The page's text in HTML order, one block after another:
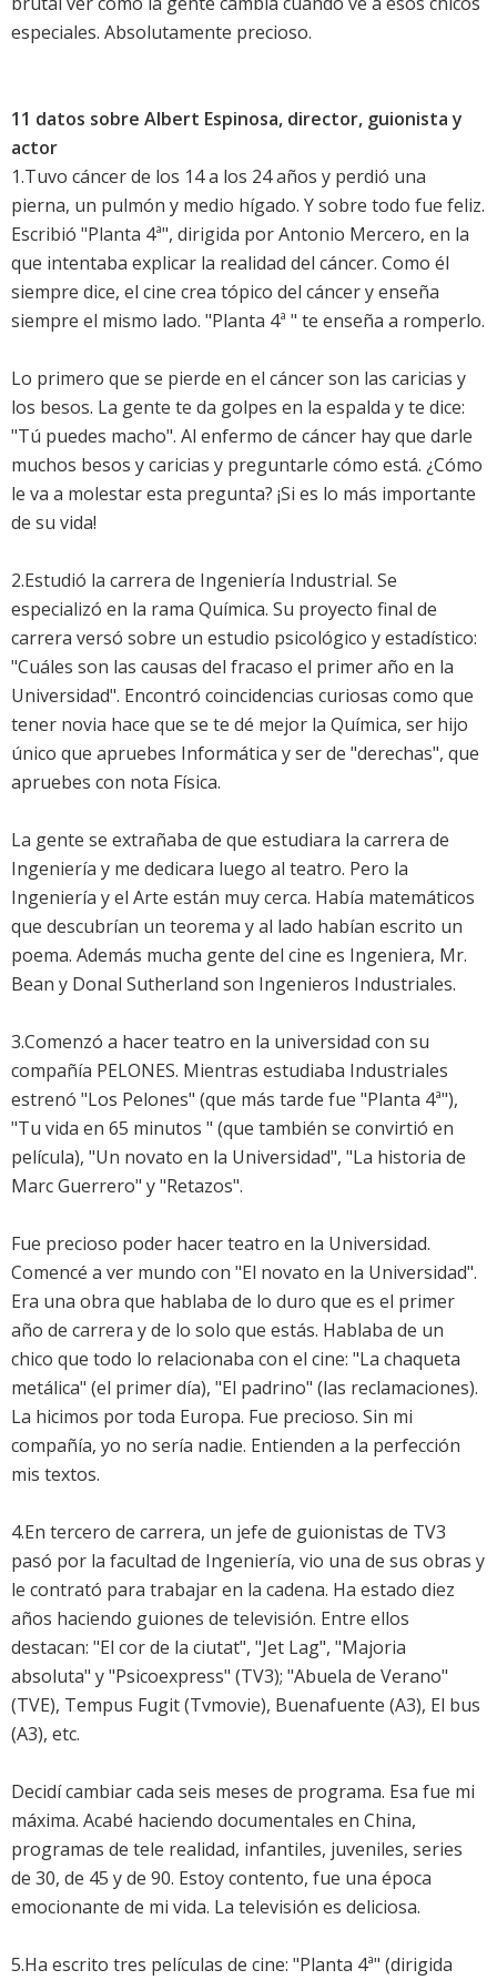
especiales. Absolutamente precioso.
11 datos sobre Albert Espinosa, director, guionista y
actor
1.Tuvo cáncer de los 14 a los 24 años y perdió una
pierna, un pulmón y medio hígado. Y sobre todo fue feliz.
Escribió "Planta 4ª", dirigida por Antonio Mercero, en la
que intentaba explicar la realidad del cáncer. Como él
siempre dice, el cine crea tópico del cáncer y enseña
siempre el mismo lado. "Planta 4ª " te enseña a romperlo.
Lo primero que se pierde en el cáncer son las caricias y
los besos. La gente te da golpes en la espalda y te dice:
"Tú puedes macho". Al enfermo de cáncer hay que darle
muchos besos y caricias y preguntarle cómo está. ¿Cómo
le va a molestar esta pregunta? ¡Si es lo más importante
de su vida!
2.Estudió la carrera de Ingeniería Industrial. Se
especializó en la rama Química. Su proyecto final de
carrera versó sobre un estudio psicológico y estadístico:
"Cuáles son las causas del fracaso el primer año en la
Universidad". Encontró coincidencias curiosas como que
tener novia hace que se te dé mejor la Química, ser hijo
único que apruebes Informática y ser de "derechas", que
apruebes con nota Física.
La gente se extrañaba de que estudiara la carrera de
Ingeniería y me dedicara luego al teatro. Pero la
Ingeniería y el Arte están muy cerca. Había matemáticos
que descubrían un teorema y al lado habían escrito un
poema. Además mucha gente del cine es Ingeniera, Mr.
Bean y Donal Sutherland son Ingenieros Industriales.
3.Comenzó a hacer teatro en la universidad con su
compañía PELONES. Mientras estudiaba Industriales
estrenó "Los Pelones" (que más tarde fue "Planta 4ª"),
"Tu vida en 65 minutos " (que también se convirtió en
película), "Un novato en la Universidad", "La historia de
Marc Guerrero" y "Retazos".
Fue precioso poder hacer teatro en la Universidad.
Comencé a ver mundo con "El novato en la Universidad".
Era una obra que hablaba de lo duro que es el primer
año de carrera y de lo solo que estás. Hablaba de un
chico que todo lo relacionaba con el cine: "La chaqueta
metálica" (el primer día), "El padrino" (las reclamaciones).
La hicimos por toda Europa. Fue precioso. Sin mi
compañía, yo no sería nadie. Entienden a la perfección
mis textos.
4.En tercero de carrera, un jefe de guionistas de TV3
pasó por la facultad de Ingeniería, vio una de sus obras y
le contrató para trabajar en la cadena. Ha estado diez
años haciendo guiones de televisión. Entre ellos
destacan: "El cor de la ciutat", "Jet Lag", "Majoria
absoluta" y "Psicoexpress" (TV3); "Abuela de Verano"
(TVE), Tempus Fugit (Tvmovie), Buenafuente (A3), El bus
(A3), etc.
Decidí cambiar cada seis meses de programa. Esa fue mi
máxima. Acabé haciendo documentales en China,
programas de tele realidad, infantiles, juveniles, series
de 30, de 45 y de 90. Estoy contento, fue una época
emocionante de mi vida. La televisión es deliciosa.
5.Ha escrito tres películas de cine: "Planta 4ª" (dirigida